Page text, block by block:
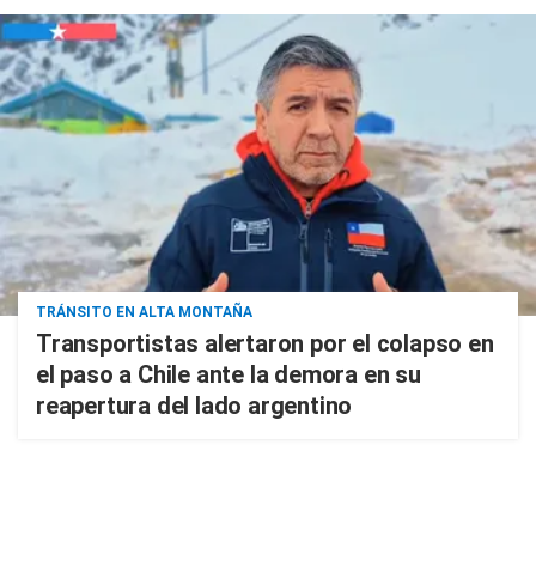
TRÁNSITO EN ALTA MONTAÑA
Transportistas alertaron por el colapso en
el paso a Chile ante la demora en su
reapertura del lado argentino